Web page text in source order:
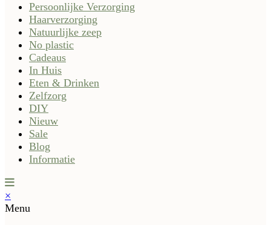
Persoonlijke Verzorging
Haarverzorging
Natuurlijke zeep
No plastic
Cadeaus
In Huis
Eten & Drinken
Zelfzorg
DIY
Nieuw
Sale
Blog
Informatie
×
Menu